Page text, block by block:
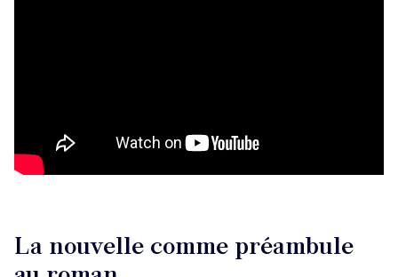
La nouvelle comme préambule